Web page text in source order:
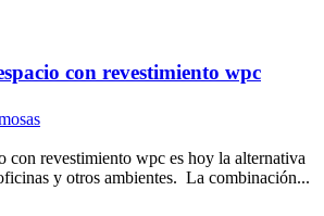
con revestimiento wpc
con revestimiento wpc es hoy la alternativa
y otros ambientes. La combinación...